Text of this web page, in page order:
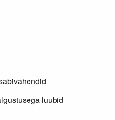
luubid